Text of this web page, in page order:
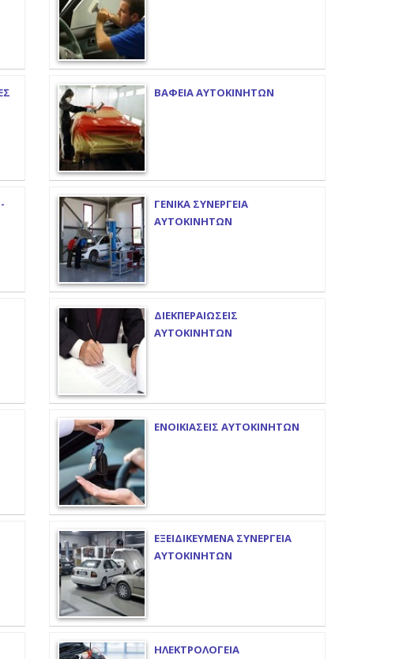
ΒΑΦΕΙΑ ΑΥΤΟΚΙΝΗΤΩΝ
ΓΕΝΙΚΑ ΣΥΝΕΡΓΕΙΑ
ΑΥΤΟΚΙΝΗΤΩΝ
ΔΙΕΚΠΕΡΑΙΩΣΕΙΣ
ΑΥΤΟΚΙΝΗΤΩΝ
ΕΝΟΙΚΙΑΣΕΙΣ ΑΥΤΟΚΙΝΗΤΩΝ
ΕΞΕΙΔΙΚΕΥΜΕΝΑ ΣΥΝΕΡΓΕΙΑ
ΑΥΤΟΚΙΝΗΤΩΝ
ΗΛΕΚΤΡΟΛΟΓΕΙΑ